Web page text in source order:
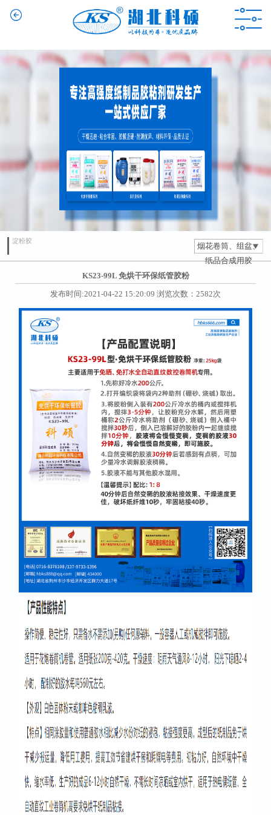
烟花卷筒、组盆、
纸品合成用胶
淀粉胶
KS23-99L 免烘干环保纸管胶粉
发布时间:2021-04-22 15:20:09 浏览次数：2582次